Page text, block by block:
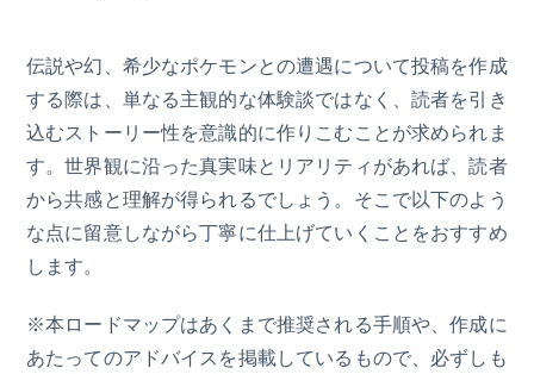
伝説や幻、希少なポケモンとの遭遇について投稿を作成
する際は、単なる主観的な体験談ではなく、読者を引き
込むストーリー性を意識的に作りこむことが求められま
す。世界観に沿った真実味とリアリティがあれば、読者
から共感と理解が得られるでしょう。そこで以下のよう
な点に留意しながら丁寧に仕上げていくことをおすすめ
します。
※本ロードマップはあくまで推奨される手順や、作成に
あたってのアドバイスを掲載しているもので、必ずしも